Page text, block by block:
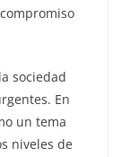
sociedad
En
un tema
niveles de